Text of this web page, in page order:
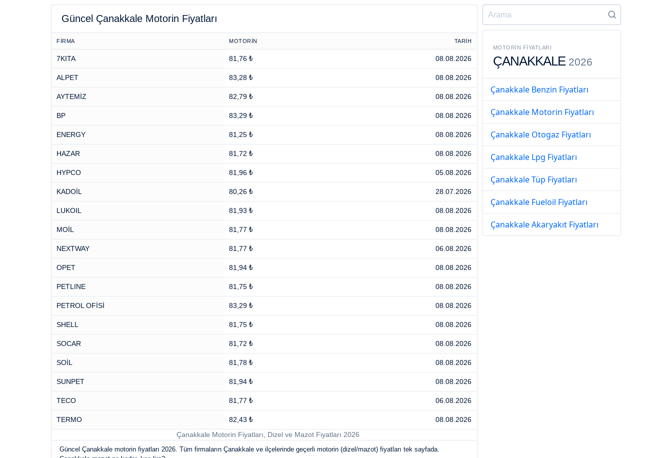
Güncel Çanakkale Motorin Fiyatları
FİRMA MOTORİN TARİH
7KITA 81,76 ₺ 08.08.2026
ALPET 83,28 ₺ 08.08.2026
AYTEMİZ 82,79 ₺ 08.08.2026
BP 83,29 ₺ 08.08.2026
ENERGY 81,25 ₺ 08.08.2026
HAZAR 81,72 ₺ 08.08.2026
HYPCO 81,96 ₺ 05.08.2026
KADOİL 80,26 ₺ 28.07.2026
LUKOIL 81,93 ₺ 08.08.2026
MOİL 81,77 ₺ 08.08.2026
NEXTWAY 81,77 ₺ 06.08.2026
OPET 81,94 ₺ 08.08.2026
PETLINE 81,75 ₺ 08.08.2026
PETROL OFİSİ 83,29 ₺ 08.08.2026
SHELL 81,75 ₺ 08.08.2026
SOCAR 81,72 ₺ 08.08.2026
SOİL 81,78 ₺ 08.08.2026
SUNPET 81,94 ₺ 08.08.2026
TECO 81,77 ₺ 06.08.2026
TERMO 82,43 ₺
08.08.2026
Çanakkale Motorin Fiyatları, Dizel ve Mazot Fiyatları 2026
Güncel Çanakkale motorin fiyatları 2026. Tüm firmaların Çanakkale ve ilçelerinde geçerli motorin (dizel/mazot) fiyatları tek sayfada.
MOTORIN FIYATLARI
ÇANAKKALE 2026
Çanakkale Benzin Fiyatları
Çanakkale Motorin Fiyatları
Çanakkale Otogaz Fiyatları
Çanakkale Lpg Fiyatları
Çanakkale Tüp Fiyatları
Çanakkale Fueloil Fiyatları
Çanakkale Akaryakıt Fiyatları